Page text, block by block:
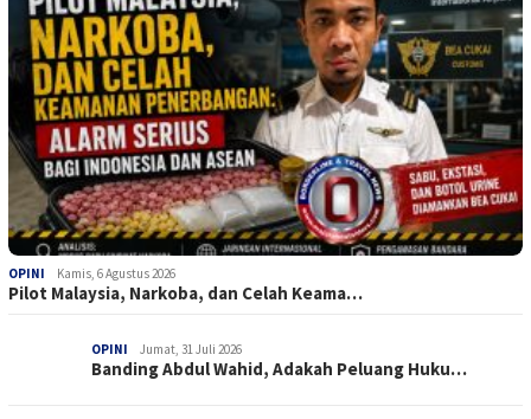
OPINI Kamis, 6 Agustus 2026
Pilot Malaysia, Narkoba, dan Celah Keama…
OPINI Jumat, 31 Juli 2026
Banding Abdul Wahid, Adakah Peluang Huku…